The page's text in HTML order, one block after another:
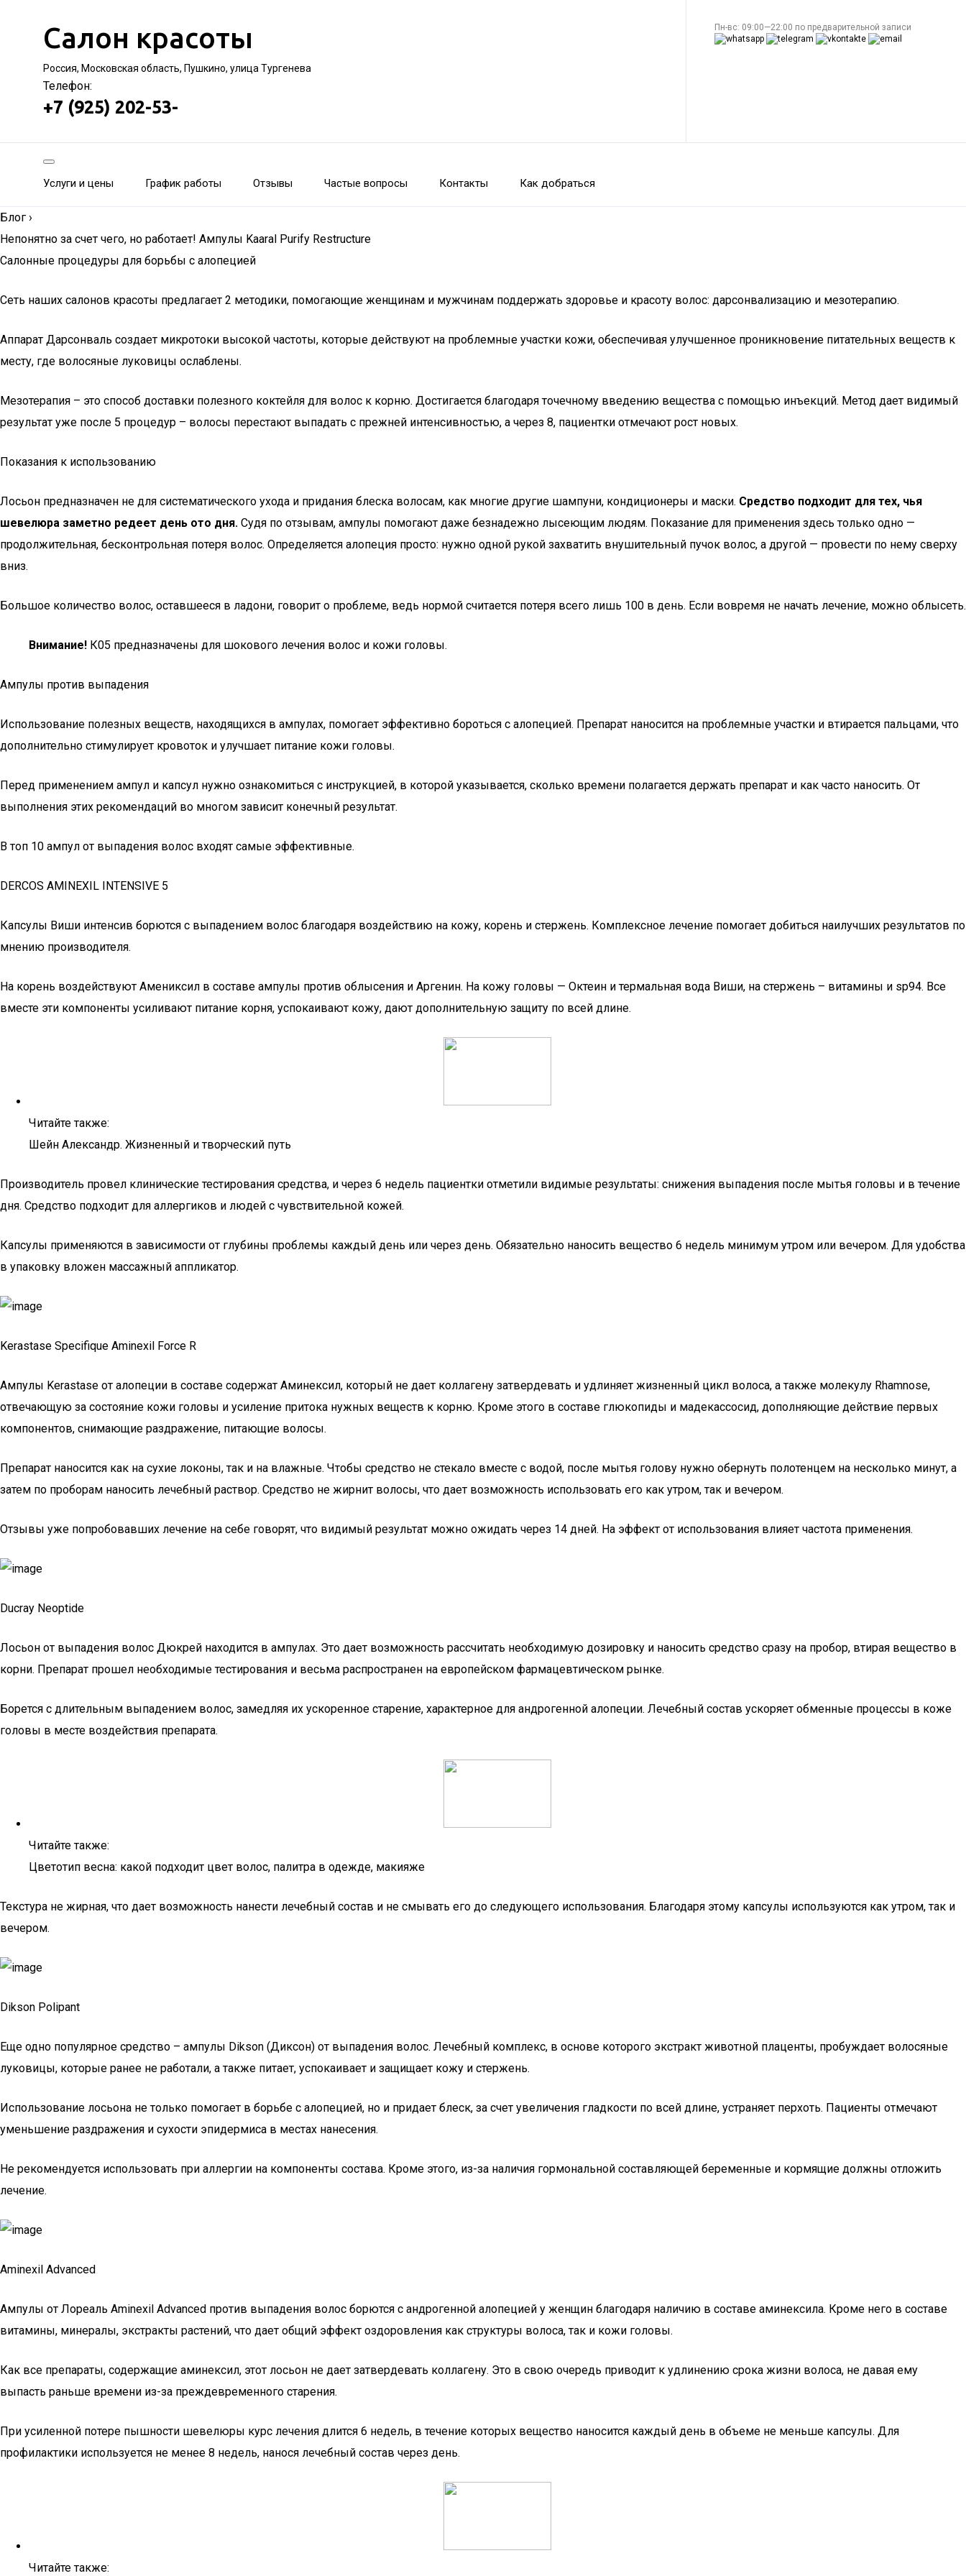
Салон красоты
Россия, Московская область, Пушкино, улица Тургенева
Телефон:
+7 (925) 202-53-
Пн-вс: 09:00—22:00 по предварительной записи
Услуги и цены График работы Отзывы Частые вопросы Контакты Как добраться
Блог ›
Непонятно за счет чего, но работает! Ампулы Kaaral Purify Restructure
Салонные процедуры для борьбы с алопецией
Сеть наших салонов красоты предлагает 2 методики, помогающие женщинам и мужчинам поддержать здоровье и красоту волос: дарсонвализацию и мезотерапию.
Аппарат Дарсонваль создает микротоки высокой частоты, которые действуют на проблемные участки кожи, обеспечивая улучшенное проникновение питательных веществ к
месту, где волосяные луковицы ослаблены.
Мезотерапия – это способ доставки полезного коктейля для волос к корню. Достигается благодаря точечному введению вещества с помощью инъекций. Метод дает видимый
результат уже после 5 процедур – волосы перестают выпадать с прежней интенсивностью, а через 8, пациентки отмечают рост новых.
Показания к использованию
Лосьон предназначен не для систематического ухода и придания блеска волосам, как многие другие шампуни, кондиционеры и маски. Средство подходит для тех, чья
шевелюра заметно редеет день ото дня. Судя по отзывам, ампулы помогают даже безнадежно лысеющим людям. Показание для применения здесь только одно —
продолжительная, бесконтрольная потеря волос. Определяется алопеция просто: нужно одной рукой захватить внушительный пучок волос, а другой — провести по нему сверху
вниз.
Большое количество волос, оставшееся в ладони, говорит о проблеме, ведь нормой считается потеря всего лишь 100 в день. Если вовремя не начать лечение, можно облысеть.
Внимание! К05 предназначены для шокового лечения волос и кожи головы.
Ампулы против выпадения
Использование полезных веществ, находящихся в ампулах, помогает эффективно бороться с алопецией. Препарат наносится на проблемные участки и втирается пальцами, что
дополнительно стимулирует кровоток и улучшает питание кожи головы.
Перед применением ампул и капсул нужно ознакомиться с инструкцией, в которой указывается, сколько времени полагается держать препарат и как часто наносить. От
выполнения этих рекомендаций во многом зависит конечный результат.
В топ 10 ампул от выпадения волос входят самые эффективные.
DERCOS AMINEXIL INTENSIVE 5
Капсулы Виши интенсив борются с выпадением волос благодаря воздействию на кожу, корень и стержень. Комплексное лечение помогает добиться наилучших результатов по
мнению производителя.
На корень воздействуют Амениксил в составе ампулы против облысения и Аргенин. На кожу головы — Октеин и термальная вода Виши, на стержень – витамины и sp94. Все
вместе эти компоненты усиливают питание корня, успокаивают кожу, дают дополнительную защиту по всей длине.
Читайте также:
Шейн Александр. Жизненный и творческий путь
Производитель провел клинические тестирования средства, и через 6 недель пациентки отметили видимые результаты: снижения выпадения после мытья головы и в течение
дня. Средство подходит для аллергиков и людей с чувствительной кожей.
Капсулы применяются в зависимости от глубины проблемы каждый день или через день. Обязательно наносить вещество 6 недель минимум утром или вечером. Для удобства
в упаковку вложен массажный аппликатор.
Kerastase Specifique Aminexil Force R
Ампулы Kerastase от алопеции в составе содержат Аминексил, который не дает коллагену затвердевать и удлиняет жизненный цикл волоса, а также молекулу Rhamnose,
отвечающую за состояние кожи головы и усиление притока нужных веществ к корню. Кроме этого в составе глюкопиды и мадекассосид, дополняющие действие первых
компонентов, снимающие раздражение, питающие волосы.
Препарат наносится как на сухие локоны, так и на влажные. Чтобы средство не стекало вместе с водой, после мытья голову нужно обернуть полотенцем на несколько минут, а
затем по проборам наносить лечебный раствор. Средство не жирнит волосы, что дает возможность использовать его как утром, так и вечером.
Отзывы уже попробовавших лечение на себе говорят, что видимый результат можно ожидать через 14 дней. На эффект от использования влияет частота применения.
Ducray Neoptide
Лосьон от выпадения волос Дюкрей находится в ампулах. Это дает возможность рассчитать необходимую дозировку и наносить средство сразу на пробор, втирая вещество в
корни. Препарат прошел необходимые тестирования и весьма распространен на европейском фармацевтическом рынке.
Борется с длительным выпадением волос, замедляя их ускоренное старение, характерное для андрогенной алопеции. Лечебный состав ускоряет обменные процессы в коже
головы в месте воздействия препарата.
Читайте также:
Цветотип весна: какой подходит цвет волос, палитра в одежде, макияже
Текстура не жирная, что дает возможность нанести лечебный состав и не смывать его до следующего использования. Благодаря этому капсулы используются как утром, так и
вечером.
Dikson Polipant
Еще одно популярное средство – ампулы Dikson (Диксон) от выпадения волос. Лечебный комплекс, в основе которого экстракт животной плаценты, пробуждает волосяные
луковицы, которые ранее не работали, а также питает, успокаивает и защищает кожу и стержень.
Использование лосьона не только помогает в борьбе с алопецией, но и придает блеск, за счет увеличения гладкости по всей длине, устраняет перхоть. Пациенты отмечают
уменьшение раздражения и сухости эпидермиса в местах нанесения.
Не рекомендуется использовать при аллергии на компоненты состава. Кроме этого, из-за наличия гормональной составляющей беременные и кормящие должны отложить
лечение.
Aminexil Advanced
Ампулы от Лореаль Aminexil Advanced против выпадения волос борются с андрогенной алопецией у женщин благодаря наличию в составе аминексила. Кроме него в составе
витамины, минералы, экстракты растений, что дает общий эффект оздоровления как структуры волоса, так и кожи головы.
Как все препараты, содержащие аминексил, этот лосьон не дает затвердевать коллагену. Это в свою очередь приводит к удлинению срока жизни волоса, не давая ему
выпасть раньше времени из-за преждевременного старения.
При усиленной потере пышности шевелюры курс лечения длится 6 недель, в течение которых вещество наносится каждый день в объеме не меньше капсулы. Для
профилактики используется не менее 8 недель, нанося лечебный состав через день.
Читайте также: